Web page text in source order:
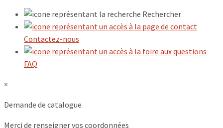
Rechercher
Contactez-nous
FAQ
×
Demande de catalogue
Merci de renseigner vos coordonnées